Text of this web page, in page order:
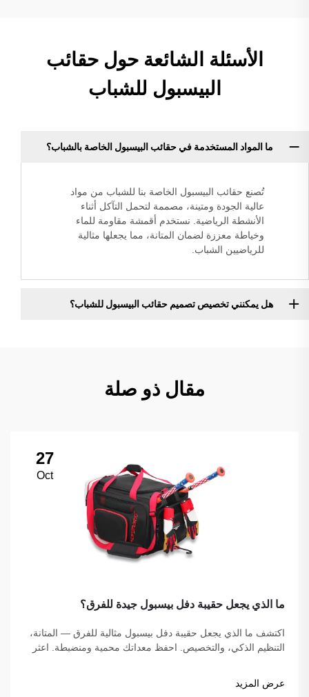
الأسئلة الشائعة حول حقائب
البيسبول للشباب
ما المواد المستخدمة في حقائب البيسبول الخاصة بالشباب؟
تُصنع حقائب البيسبول الخاصة بنا للشباب من مواد
عالية الجودة ومتينة، مصممة لتحمل التآكل أثناء
الأنشطة الرياضية. نستخدم أقمشة مقاومة للماء
وخياطة معززة لضمان المتانة، مما يجعلها مثالية
للرياضيين الشباب.
هل يمكنني تخصيص تصميم حقائب البيسبول للشباب؟
مقال ذو صلة
27
Oct
ما الذي يجعل حقيبة دفل بيسبول جيدة للفرق؟
اكتشف ما الذي يجعل حقيبة دفل بيسبول مثالية للفرق — المتانة،
التنظيم الذكي، والتخصيص. احفظ معداتك محمية ومنضبطة. اعثر
عرض المزيد